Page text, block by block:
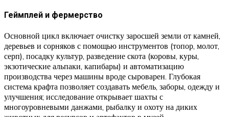
Геймплей и фермерство
Основной цикл включает очистку заросшей земли от камней,
деревьев и сорняков с помощью инструментов (топор, молот,
серп), посадку культур, разведение скота (коровы, куры,
экзотические альпаки, капибары) и автоматизацию
производства через машины вроде сыроварен. Глубокая
система крафта позволяет создавать мебель, заборы, одежду и
улучшения; исследование открывает шахты с
многоуровневыми данжами, рыбалку и охоту на диких